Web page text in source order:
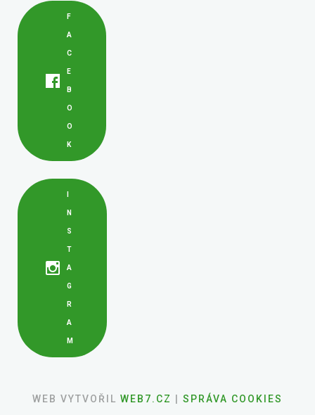
F
A
C
E
B
O
O
K
N
S
T
A
G
R
A
M
WEB VYTVOŘIL WEB7.CZ SPRÁVA COOKIES